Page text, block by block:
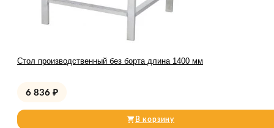
Стол производственный без борта длина 1400 мм
6 836 ₽
В корзину